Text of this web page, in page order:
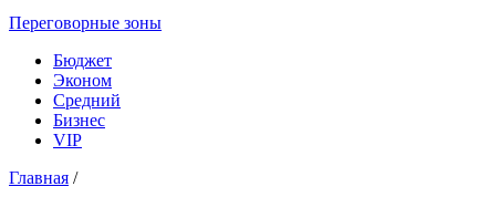
Переговорные зоны
Бюджет
Эконом
Средний
Бизнес
VIP
Главная /